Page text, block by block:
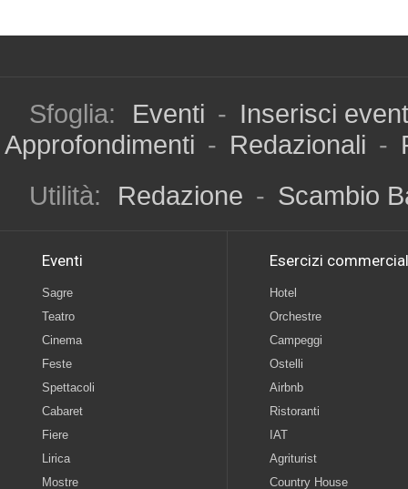
Sfoglia: Eventi - Inserisci
Approfondimenti - Redazionali -
Utilità:
Redazione - Scambio
Eventi
Sagre
Teatro
Cinema
Feste
Spettacoli
Cabaret
Fiere
Lirica
Mostre
Esercizi
Hotel
Orchestre
Campeggi
Ostelli
Airbnb
Ristoranti
IAT
Agriturist
Country House